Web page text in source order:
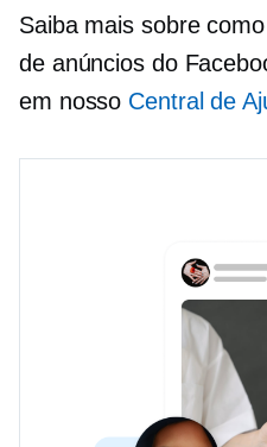
Saiba mais sobre
de anúncios do
em nosso Central de